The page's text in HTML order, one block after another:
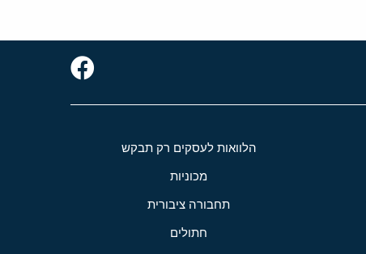
הלוואות לעסקים רק תבקש
מכוניות
תחבורה ציבורית
חתולים